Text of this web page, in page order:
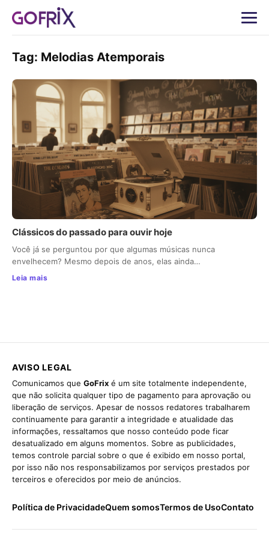
Tag: Melodias Atemporais
Clássicos do passado para ouvir hoje
Você já se perguntou por que algumas músicas nunca
envelhecem? Mesmo depois de anos, elas ainda…
Leia mais
AVISO LEGAL
Comunicamos que GoFrix é um site totalmente independente,
que não solicita qualquer tipo de pagamento para aprovação ou
liberação de serviços. Apesar de nossos redatores trabalharem
continuamente para garantir a integridade e atualidade das
informações, ressaltamos que nosso conteúdo pode ficar
desatualizado em alguns momentos. Sobre as publicidades,
temos controle parcial sobre o que é exibido em nosso portal,
por isso não nos responsabilizamos por serviços prestados por
terceiros e oferecidos por meio de anúncios.
Política de PrivacidadeQuem somosTermos de UsoContato